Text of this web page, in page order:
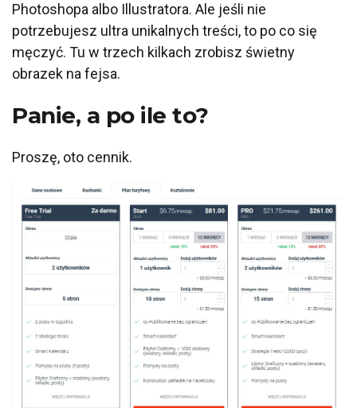
Photoshopa albo Illustratora. Ale jeśli nie
potrzebujesz ultra unikalnych treści, to po co się
męczyć. Tu w trzech kilkach zrobisz świetny
obrazek na fejsa.
Panie, a po ile to?
Proszę, oto cennik.